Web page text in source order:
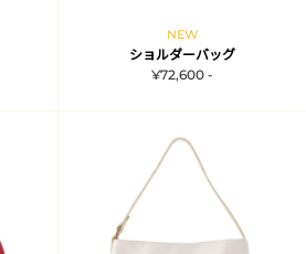
NEW
ショルダーバッグ
¥72,600 -